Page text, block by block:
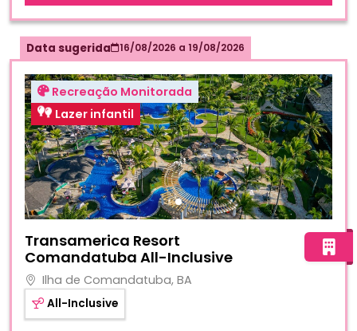
Data sugerida 16/08/2026 a 19/08/2026
Recreação Monitorada
Lazer infantil
Fotos do hotel Transamerica Resort Comandatuba All-
Transamerica Resort
Comandatuba All-Inclusive
Ilha de Comandatuba, BA
All-Inclusive